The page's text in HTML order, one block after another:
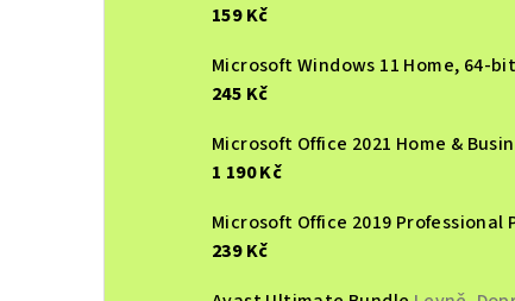
159 Kč
245 Kč
1 190 Kč
239 Kč